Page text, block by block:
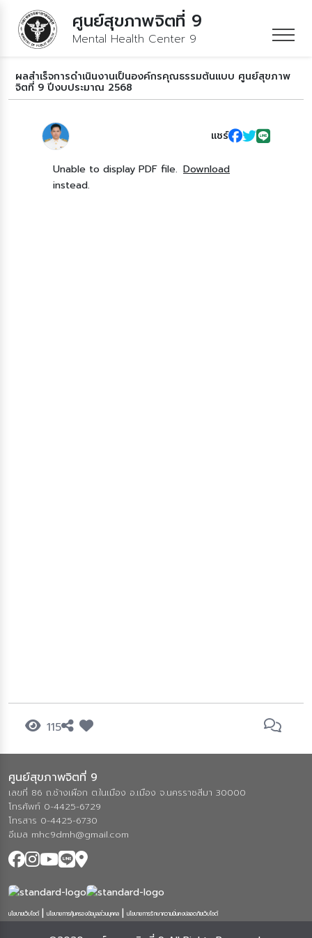
ศูนย์สุขภาพจิตที่ 9
Mental Health Center 9
ผลสำเร็จการดำเนินงานเป็นองค์กรคุณธรรมต้นแบบ ศูนย์สุขภาพ
จิตที่ 9 ปีงบประมาณ 2568
แชร์
Unable to display PDF file. Download
instead.
115
ศูนย์สุขภาพจิตที่ 9
เลขที่ 86 ถ.ช้างเผือก ต.ในเมือง อ.เมือง จ.นครราชสีมา 30000
โทรศัพท์ 0-4425-6729
โทรสาร 0-4425-6730
อีเมล mhc9dmh@gmail.com
นโยบายเว็บไซต์ | นโยบายการคุ้มครองข้อมูลส่วนบุคคล | นโยบายการรักษาความมั่นคงปลอดภัยเว็บไซต์